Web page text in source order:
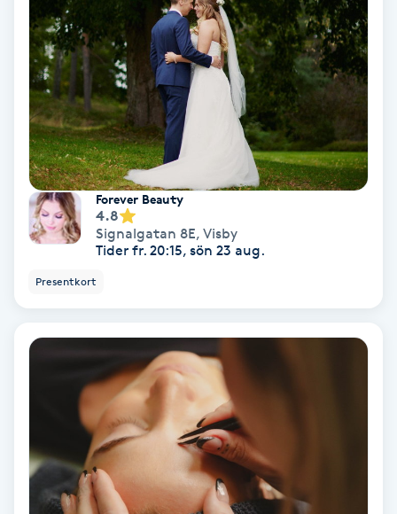
IPL hårborttagning
IR-massage
Japansk massage
Kemisk peeling
Keratinbehandling
Kinesiologi
Forever Beauty
4.8
Signalgatan 8E, Visby
Tider fr. 20:15, sön 23 aug.
Presentkort